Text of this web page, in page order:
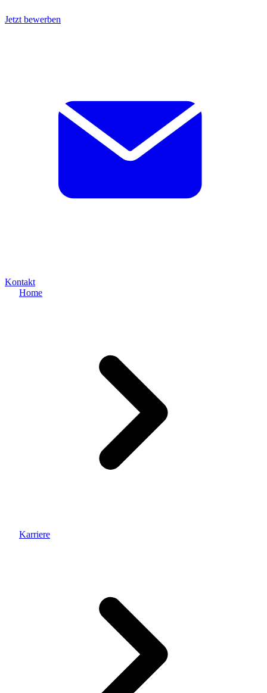
Jetzt bewerben
Kontakt
Home
Karriere